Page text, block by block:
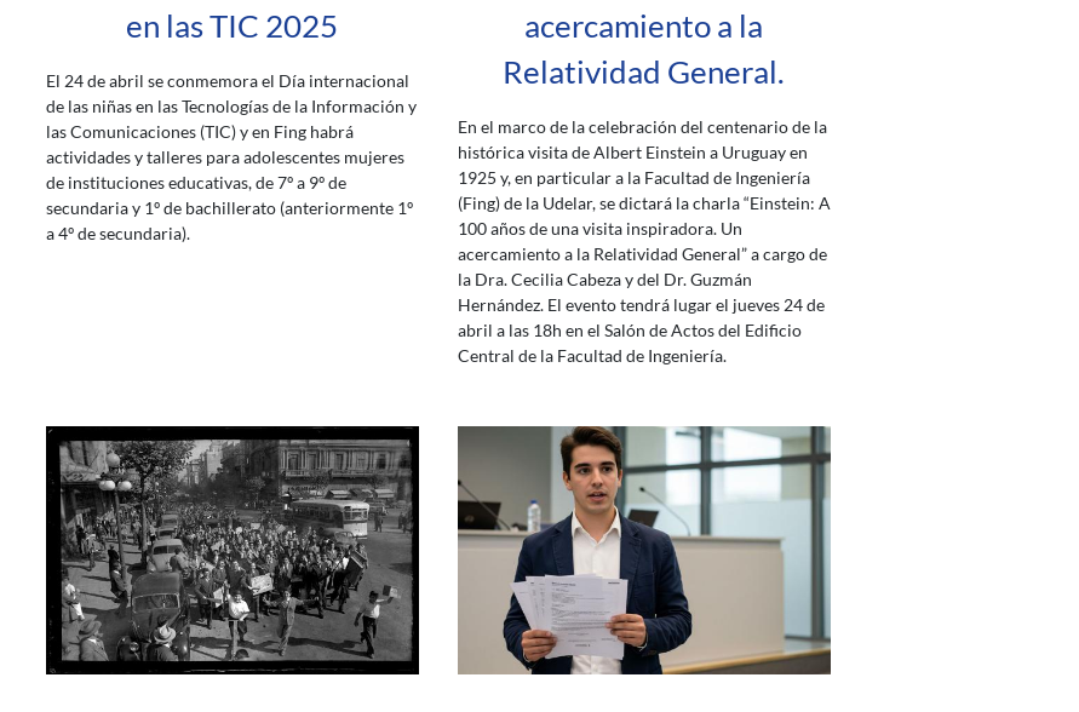
en las TIC 2025
El 24 de abril se conmemora el Día internacional
de las niñas en las Tecnologías de la Información y
las Comunicaciones (TIC) y en Fing habrá
actividades y talleres para adolescentes mujeres
de instituciones educativas, de 7º a 9º de
secundaria y 1º de bachillerato (anteriormente 1º
a 4º de secundaria).
acercamiento a la
Relatividad General.
En el marco de la celebración del centenario de la
histórica visita de Albert Einstein a Uruguay en
1925 y, en particular a la Facultad de Ingeniería
(Fing) de la Udelar, se dictará la charla “Einstein: A
100 años de una visita inspiradora. Un
acercamiento a la Relatividad General” a cargo de
la Dra. Cecilia Cabeza y del Dr. Guzmán
Hernández. El evento tendrá lugar el jueves 24 de
abril a las 18h en el Salón de Actos del Edificio
Central de la Facultad de Ingeniería.